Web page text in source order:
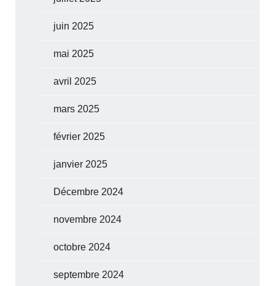
juin 2025
mai 2025
avril 2025
mars 2025
février 2025
janvier 2025
Décembre 2024
novembre 2024
octobre 2024
septembre 2024